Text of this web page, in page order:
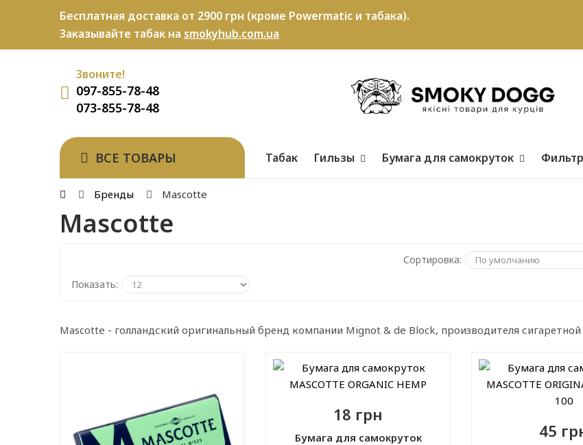
Бесплатная доставка от 2900 грн (кроме Powermatic и табака).
Заказывайте табак на smokyhub.com.ua
Звоните!
097-855-78-48
073-855-78-48
ВСЕ ТОВАРЫ Табак Гильзы Бумага для самокруток
Бренды Mascotte
Mascotte
Сортировка:
Показать:
Mascotte - голландский оригинальный бренд компании Mignot & de Block, производителя
18 грн
Бумага для самокруток
45